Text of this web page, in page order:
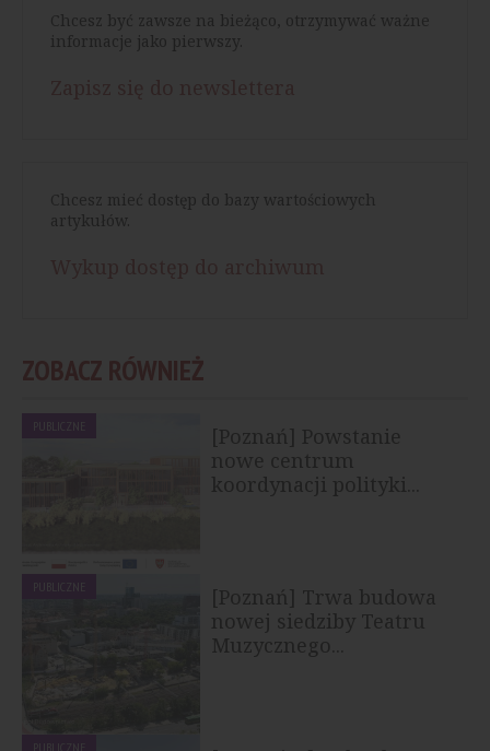
Chcesz być zawsze na bieżąco, otrzymywać ważne
informacje jako pierwszy.
Chcesz mieć dostęp do bazy wartościowych
artykułów.
ZOBACZ RÓWNIEŻ
PUBLICZNE
[Poznań] Powstanie
nowe centrum
koordynacji polityki...
PUBLICZNE
[Poznań] Trwa budowa
nowej siedziby Teatru
Muzycznego...
PUBLICZNE